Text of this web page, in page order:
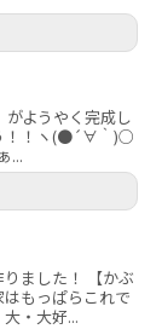
がようやく完成し
！！ヽ(●´∀｀)○
...
ました！ 【かぶ
もっぱらこれで
・大好...